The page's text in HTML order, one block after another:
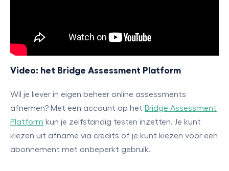
Video: het Bridge Assessment Platform
Wil je liever in eigen beheer online assessments
afnemen? Met een account op het Bridge Assessment
Platform kun je zelfstandig testen inzetten. Je kunt
kiezen uit afname via credits of je kunt kiezen voor een
abonnement met onbeperkt gebruik.